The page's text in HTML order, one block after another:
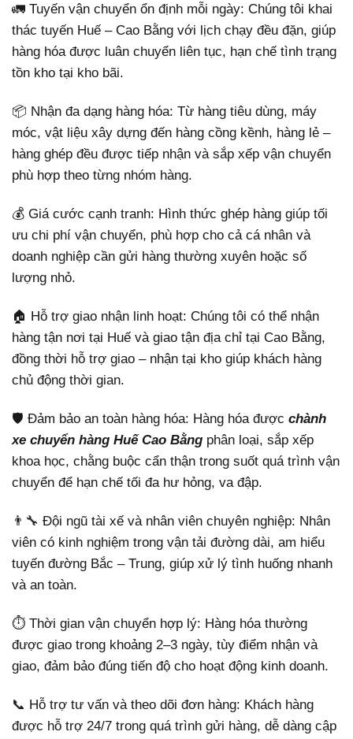
🚛 Tuyến vận chuyển ổn định mỗi ngày: Chúng tôi khai
thác tuyến Huế – Cao Bằng với lịch chạy đều đặn, giúp
hàng hóa được luân chuyển liên tục, hạn chế tình trạng
tồn kho tại kho bãi.
📦 Nhận đa dạng hàng hóa: Từ hàng tiêu dùng, máy
móc, vật liệu xây dựng đến hàng cồng kềnh, hàng lẻ –
hàng ghép đều được tiếp nhận và sắp xếp vận chuyển
phù hợp theo từng nhóm hàng.
💰 Giá cước cạnh tranh: Hình thức ghép hàng giúp tối
ưu chi phí vận chuyển, phù hợp cho cả cá nhân và
doanh nghiệp cần gửi hàng thường xuyên hoặc số
lượng nhỏ.
🏠 Hỗ trợ giao nhận linh hoạt: Chúng tôi có thể nhận
hàng tận nơi tại Huế và giao tận địa chỉ tại Cao Bằng,
đồng thời hỗ trợ giao – nhận tại kho giúp khách hàng
chủ động thời gian.
🛡️ Đảm bảo an toàn hàng hóa: Hàng hóa được chành
xe chuyển hàng Huế Cao Bằng phân loại, sắp xếp
khoa học, chằng buộc cẩn thận trong suốt quá trình vận
chuyển để hạn chế tối đa hư hỏng, va đập.
👨‍🔧 Đội ngũ tài xế và nhân viên chuyên nghiệp: Nhân
viên có kinh nghiệm trong vận tải đường dài, am hiểu
tuyến đường Bắc – Trung, giúp xử lý tình huống nhanh
và an toàn.
⏱️ Thời gian vận chuyển hợp lý: Hàng hóa thường
được giao trong khoảng 2–3 ngày, tùy điểm nhận và
giao, đảm bảo đúng tiến độ cho hoạt động kinh doanh.
📞 Hỗ trợ tư vấn và theo dõi đơn hàng: Khách hàng
được hỗ trợ 24/7 trong quá trình gửi hàng, dễ dàng cập